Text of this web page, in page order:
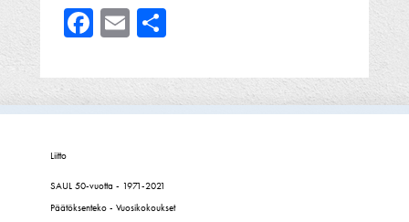
Facebook
Email
Liitto
SAUL 50-vuotta - 1971-2021
Päätöksenteko - Vuosikokoukset